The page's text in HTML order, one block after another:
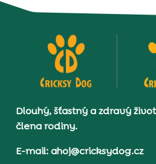
Dlouhý, šťastný a zdravý
člena rodiny.
E-mail: ahoj@cricksydog.cz